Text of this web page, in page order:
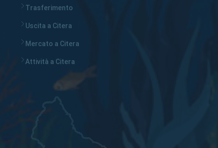
Trasferimento
Uscita a Citera
Mercato a Citera
Attività a Citera